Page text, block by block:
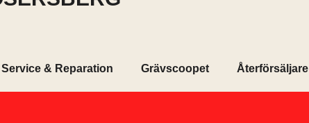
Service & Reparation Grävscoopet Återförsäljare